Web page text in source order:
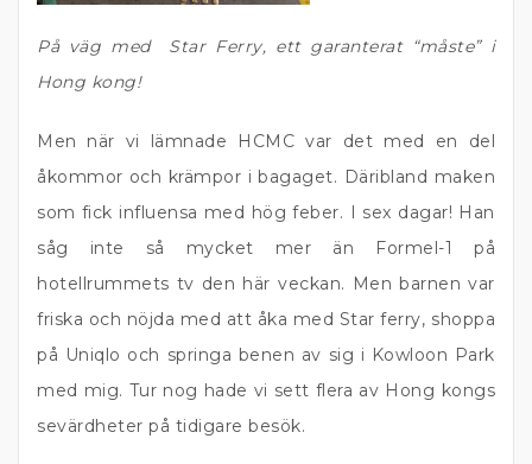
På väg med Star Ferry, ett garanterat “måste” i
Hong kong!
Men när vi lämnade HCMC var det med en del
åkommor och krämpor i bagaget. Däribland maken
som fick influensa med hög feber. I sex dagar! Han
såg inte så mycket mer än Formel-1 på
hotellrummets tv den här veckan. Men barnen var
friska och nöjda med att åka med Star ferry, shoppa
på Uniqlo och springa benen av sig i Kowloon Park
med mig. Tur nog hade vi sett flera av Hong kongs
sevärdheter på tidigare besök.